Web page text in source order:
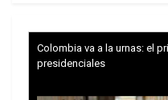
Colombia va a la urnas: el
presidenciales